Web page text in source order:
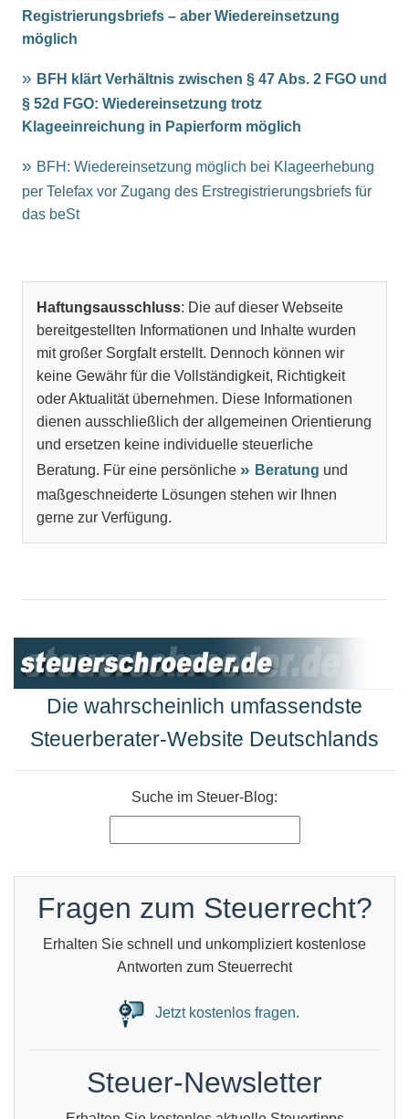
Registrierungsbriefs – aber Wiedereinsetzung
möglich
BFH klärt Verhältnis zwischen § 47 Abs. 2 FGO und
§ 52d FGO: Wiedereinsetzung trotz
Klageeinreichung in Papierform möglich
BFH: Wiedereinsetzung möglich bei Klageerhebung
per Telefax vor Zugang des Erstregistrierungsbriefs für
das beSt
Haftungsausschluss: Die auf dieser Webseite
bereitgestellten Informationen und Inhalte wurden
mit großer Sorgfalt erstellt. Dennoch können wir
keine Gewähr für die Vollständigkeit, Richtigkeit
oder Aktualität übernehmen. Diese Informationen
dienen ausschließlich der allgemeinen Orientierung
und ersetzen keine individuelle steuerliche
Beratung. Für eine persönliche
Beratung und
maßgeschneiderte Lösungen stehen wir Ihnen
gerne zur Verfügung.
Die wahrscheinlich umfassendste
Steuerberater-Website Deutschlands
Suche im Steuer-Blog:
Fragen zum Steuerrecht?
Erhalten Sie schnell und unkompliziert kostenlose
Antworten zum Steuerrecht
Jetzt kostenlos fragen.
Steuer-Newsletter